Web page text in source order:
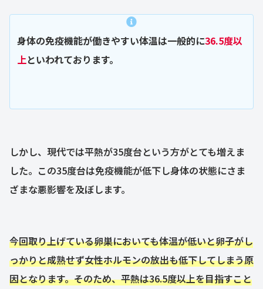
身体の免疫機能が働きやすい体温は一般的に36.5度以
上といわれております。
しかし、現代では平熱が35度台という方がとても増えま
した。この35度台は免疫機能が低下し身体の状態にさま
ざまな悪影響を及ぼします。
今回取り上げている卵巣においても体温が低いと卵子がし
っかりと成熟せず女性ホルモンの放出も低下してしまう原
因となります。そのため、平熱は36.5度以上を目指すこと